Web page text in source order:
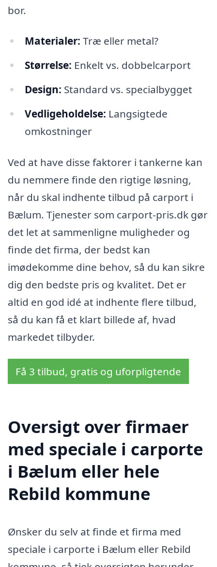
bor.
Materialer: Træ eller metal?
Størrelse: Enkelt vs. dobbelcarport
Design: Standard vs. specialbygget
Vedligeholdelse: Langsigtede
omkostninger
Ved at have disse faktorer i tankerne kan
du nemmere finde den rigtige løsning,
når du skal indhente tilbud på carport i
Bælum. Tjenester som carport-pris.dk gør
det let at sammenligne muligheder og
finde det firma, der bedst kan
imødekomme dine behov, så du kan sikre
dig den bedste pris og kvalitet. Det er
altid en god idé at indhente flere tilbud,
så du kan få et klart billede af, hvad
markedet tilbyder.
Få 3 tilbud, gratis og uforpligtende
Oversigt over firmaer
med speciale i carporte
i Bælum eller hele
Rebild kommune
Ønsker du selv at finde et firma med
speciale i carporte i Bælum eller Rebild